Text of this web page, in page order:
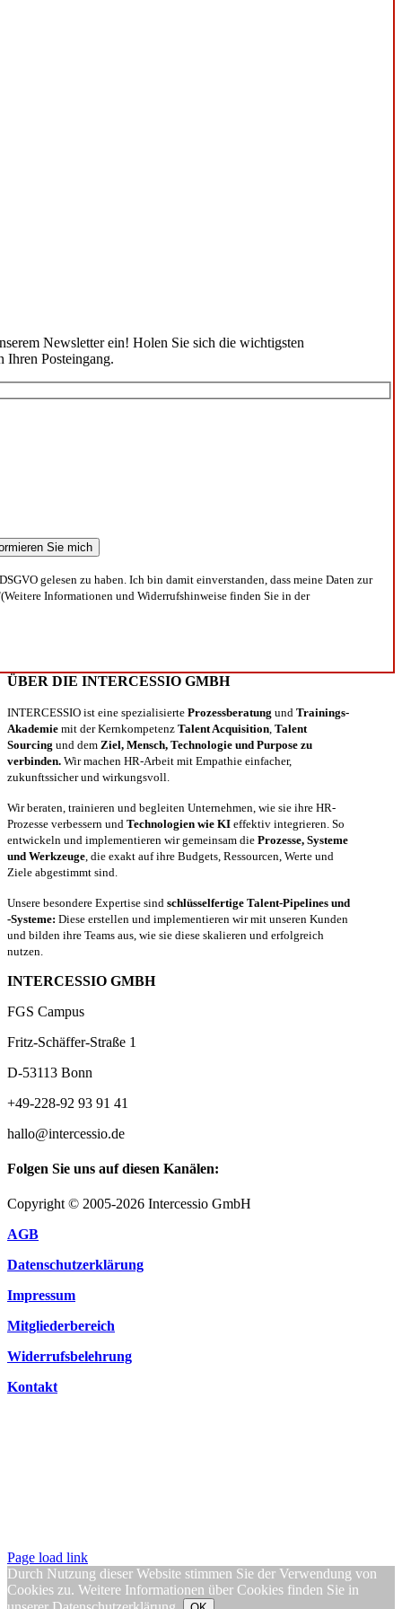
Newsletter ein! Holen Sie sich die wichtigsten
Ihren Posteingang.
gelesen zu haben. Ich bin damit einverstanden, dass meine Daten zur
Informationen und Widerrufshinweise finden Sie in der
ÜBER DIE INTERCESSIO GMBH
INTERCESSIO ist eine spezialisierte Prozessberatung und Trainings-
Akademie mit der Kernkompetenz Talent Acquisition Talent
Sourcing und dem Ziel, Mensch, Technologie und Purpose zu
verbinden. Wir machen HR-Arbeit mit Empathie einfacher,
zukunftssicher und wirkungsvoll.
Wir beraten, trainieren und begleiten Unternehmen, wie sie ihre HR-
Prozesse verbessern und Technologien wie KI effektiv integrieren. So
entwickeln und implementieren wir gemeinsam die Prozesse, Systeme
und Werkzeuge , die exakt auf ihre Budgets, Ressourcen, Werte und
Ziele abgestimmt sind.
Unsere besondere Expertise sind schlüsselfertige Talent-Pipelines und
-Systeme: Diese erstellen und implementieren wir mit unseren Kunden
und bilden ihre Teams aus, wie sie diese skalieren und erfolgreich
nutzen.
INTERCESSIO GMBH
FGS Campus
Fritz-Schäffer-Straße 1
D-53113 Bonn
+49-228-92 93 91 41
hallo@intercessio.de
Folgen Sie uns auf diesen Kanälen:
Copyright © 2005-2026 Intercessio GmbH
AGB
Datenschutzerklärung
Impressum
Mitgliederbereich
Widerrufsbelehrung
Kontakt
Page load link
Durch Nutzung dieser Website stimmen Sie der Verwendung von
Cookies zu. Weitere Informationen über Cookies finden Sie in